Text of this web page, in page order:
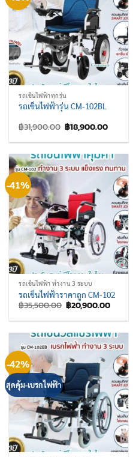
รถเข็นไฟฟ้าทุกรุ่น
รถเข็นไฟฟ้ารุ่น CM-102BL
฿31,900.00 Original
price
was:
฿18,900.00Current
is:
-41%
รถเข็นไฟฟ้า ทำงาน 3 ระบบ
รถเข็นไฟฟ้าราคาถูก CM-102
฿35,500.00 Original
price
was:
฿20,900.00Current
is:
-42%
สุดคุ้ม-เบรกไฟฟ้า